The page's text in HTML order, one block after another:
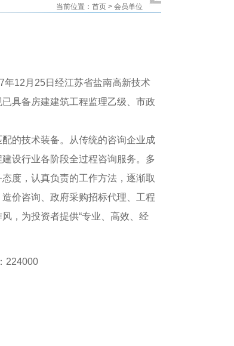
当前位置：首页 > 会员单位
12月25日经江苏省盐南高新技术
具备房建建筑工程监理乙级、市政
的技术装备。从传统的咨询企业成
设行业各阶段全过程咨询服务。多
度，认真负责的工作方法，逐渐取
价咨询、政府采购招标代理、工程
，为投资者提供“专业、高效、经
224000